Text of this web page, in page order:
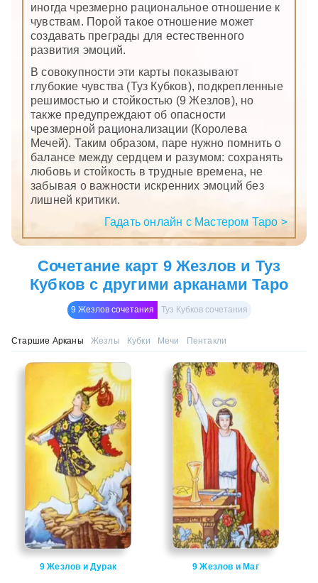
иногда чрезмерно рациональное отношение к
чувствам. Порой такое отношение может
создавать преграды для естественного
развития эмоций.
В совокупности эти карты показывают
глубокие чувства (Туз Кубков), подкрепленные
решимостью и стойкостью (9 Жезлов), но
также предупреждают об опасности
чрезмерной рационализации (Королева
Мечей). Таким образом, паре нужно помнить о
балансе между сердцем и разумом: сохранять
любовь и стойкость в трудные времена, не
забывая о важности искренних эмоций без
лишней критики.
Гадать онлайн с Мастером Таро >
Сочетание карт 9 Жезлов и Туз
Кубков с другими арканами Таро
9 Жезлов сочетания Туз Кубков сочетания
Старшие Арканы Жезлы Кубки Мечи Пентакли
9 Жезлов и Дурак 9 Жезлов и Маг